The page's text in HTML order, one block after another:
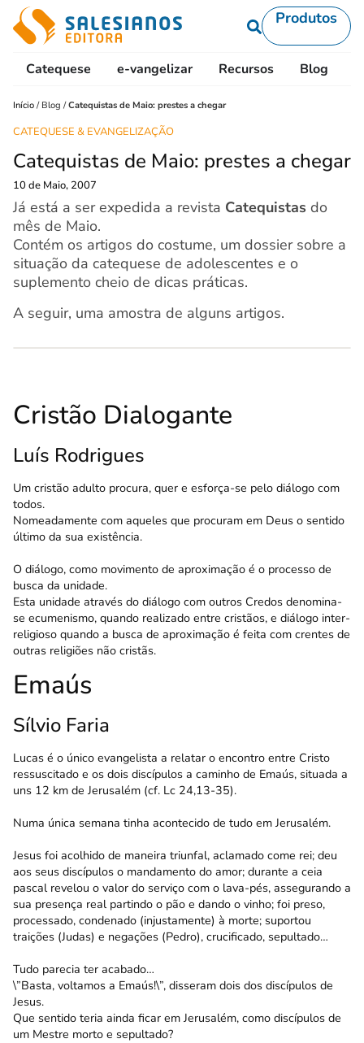
Produtos
Catequese e-vangelizar Recursos Blog
Início / Blog /Catequistas de Maio: prestes a chegar
CATEQUESE & EVANGELIZAÇÃO
Catequistas de Maio: prestes a chegar
10 de Maio, 2007
Já está a ser expedida a revista Catequistas do
mês de Maio.
Contém os artigos do costume, um dossier sobre a
situação da catequese de adolescentes e o
suplemento cheio de dicas práticas.
A seguir, uma amostra de alguns artigos.
Cristão Dialogante
Luís Rodrigues
Um cristão adulto procura, quer e esforça-se pelo diálogo com
todos.
Nomeadamente com aqueles que procuram em Deus o sentido
último da sua existência.
O diálogo, como movimento de aproximação é o processo de
busca da unidade.
Esta unidade através do diálogo com outros Credos denomina-
se ecumenismo, quando realizado entre cristãos, e diálogo inter-
religioso quando a busca de aproximação é feita com crentes de
outras religiões não cristãs.
Emaús
Sílvio Faria
Lucas é o único evangelista a relatar o encontro entre Cristo
ressuscitado e os dois discípulos a caminho de Emaús, situada a
uns 12 km de Jerusalém (cf. Lc 24,13-35).
Numa única semana tinha acontecido de tudo em Jerusalém.
Jesus foi acolhido de maneira triunfal, aclamado come rei; deu
aos seus discípulos o mandamento do amor; durante a ceia
pascal revelou o valor do serviço com o lava-pés, assegurando a
sua presença real partindo o pão e dando o vinho; foi preso,
processado, condenado (injustamente) à morte; suportou
traições (Judas) e negações (Pedro), crucificado, sepultado…
Tudo parecia ter acabado…
\”Basta, voltamos a Emaús!\”, disseram dois dos discípulos de
Jesus.
Que sentido teria ainda ficar em Jerusalém, como discípulos de
um Mestre morto e sepultado?